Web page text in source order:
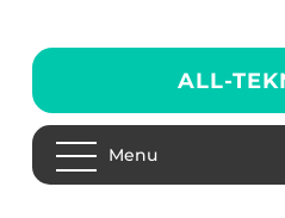
ALL-
Menu